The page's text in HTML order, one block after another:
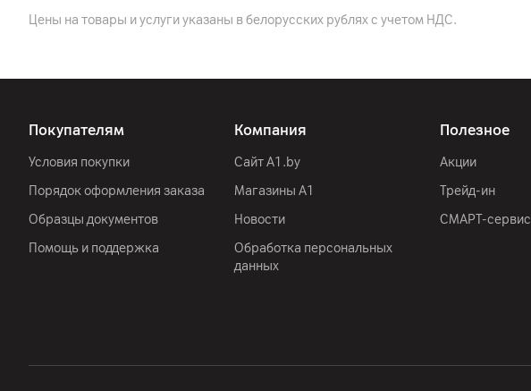
Толщина панели
Ширина
Глубина (с учетом подставки)
Высота (с учетом подставки)
Высота (без подставки)
Цены на товары и услуги указаны в белорусских рублях с учетом НДС.
Покупателям
Условия покупки
Порядок оформления заказа
Образцы документов
Помощь и поддержка
Компания
Сайт A1.by
Магазины А1
Новости
Обработка персональных
данных
Полезное
Акции
Трейд-ин
СМАРТ-сервис